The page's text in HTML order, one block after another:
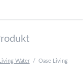
Water
Oase Living